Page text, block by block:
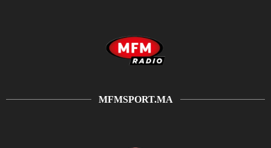
MFMSPORT.MA